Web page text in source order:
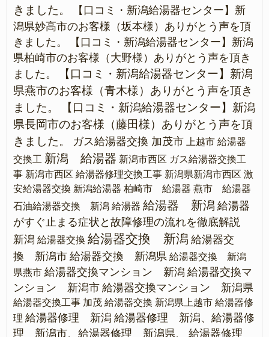
きました。
【口コミ・新潟給湯器センター】新
潟県妙高市のお客様（坂本様）ありがとう声を頂
きました。
【口コミ・新潟給湯器センター】新潟
県柏崎市のお客様（大野様）ありがとう声を頂き
ました。
【口コミ・新潟給湯器センター】新潟
県燕市のお客様（青木様）ありがとう声を頂き
ました。
【口コミ・新潟給湯器センター】新潟
県長岡市のお客様（藤田様）ありがとう声を頂
きました。
ガス給湯器交換 加茂市
上越市 給湯器
交換工 新潟 給湯器 新潟市西区 ガス給湯器交換工
事 新潟市西区 給湯器修理交換工事 新潟県新潟市西区 激
安給湯器交換 新潟給湯器 柏崎市 給湯器 燕市 給湯器
石油給湯器交換 新潟 給湯器 給湯器 新潟 給湯器
がすぐ止まる症状と故障修理の流れを徹底解説
新潟 給湯器交換 給湯器交換 新潟 給湯器交
換 新潟市 給湯器交換 新潟県 給湯器交換 新潟
県燕市 給湯器交換マンション 新潟 給湯器交換マ
ンション 新潟市 給湯器交換マンション 新潟県
給湯器交換工事 加茂 給湯器交換 新潟県上越市 給湯器修
理 給湯器修理 新潟 給湯器修理 新潟、給湯器修
理 新潟市、給湯器修理 新潟県、
給湯器修理